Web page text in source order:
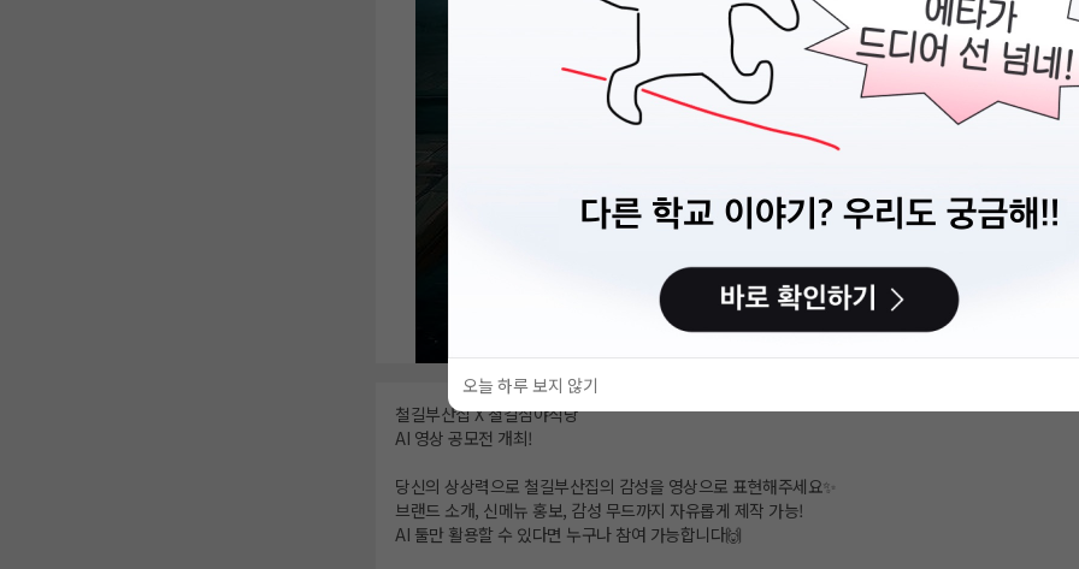
철길부산집 X 철길심야식당
AI 영상 공모전 개최!
당신의 상상력으로 철길부산집의 감성을 영상으로 표현해주세요✨
브랜드 소개, 신메뉴 홍보, 감성 무드까지 자유롭게 제작 가능!
AI 툴만 활용할 수 있다면 누구나 참여 가능합니다🙌
오늘 하루 보지 않기